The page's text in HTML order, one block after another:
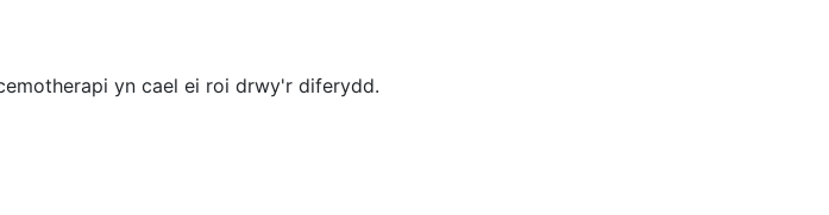
yn cael ei roi drwy'r diferydd.